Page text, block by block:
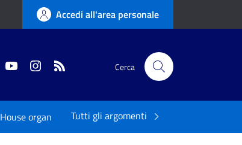
Accedi all'area personale
FacebookYouTubeInstagram Cerca
House organ Tutti gli argomenti